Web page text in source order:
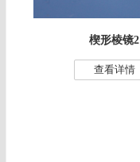
楔形棱镜2
查看详情